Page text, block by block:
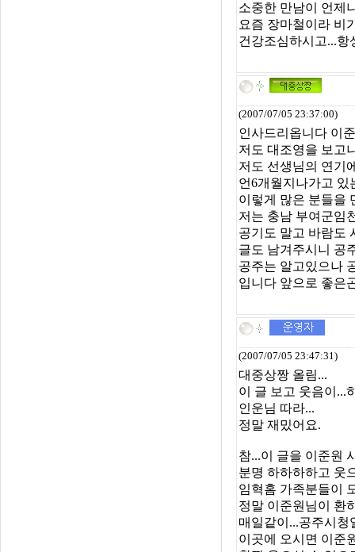
소중한 만남이 언제
요즘 장마철이라 비
건강조심하시고...항
(2007/07/05 23:37:00)
인사드리옵니다 이
저도 대조영을 보고
저도 선생님의 연기
언6개월지나가고 있
이렇게 많은 분들을
저는 충남 부여군임
공기도 말고 바람도
글도 남겨주시니 공
공주는 알고있으나
입니다 앞으로 좋은
(2007/07/05 23:47:31)
대중상짱 올림...
이 글 보고 웃음이...
인운님 따라...
정말 재밌어요.
참...이 글을 이준원
분명 하하하하고 웃
임혁홈 가족분들이
정말 이준원님이 환
매일같이...공주시청
이곳에 오시면 이준